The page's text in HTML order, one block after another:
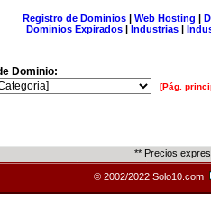
Registro de Dominios| Web Hosting |
Dominios Expirados | Industrias |
Dominio:
[Pág.
** Precios
© 2002/2022 Solo10.com